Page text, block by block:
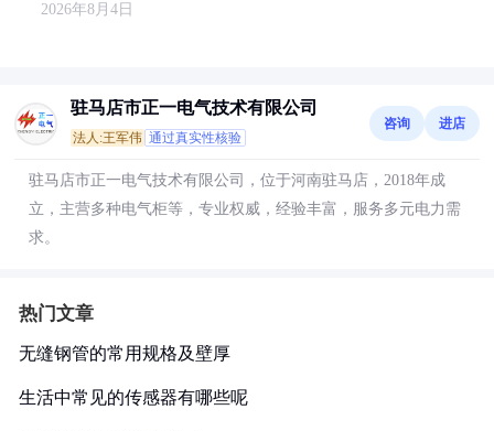
2026年8月4日
驻马店市正一电气技术有限公司
法人:王军伟 通过真实性核验
咨询 进店
驻马店市正一电气技术有限公司，位于河南驻马店，2018年成
立，主营多种电气柜等，专业权威，经验丰富，服务多元电力需
求。
热门文章
无缝钢管的常用规格及壁厚
生活中常见的传感器有哪些呢